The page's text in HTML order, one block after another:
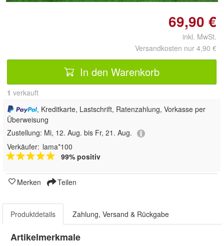
69,90 €
inkl. MwSt.
Versandkosten nur 4,90 €
In den Warenkorb
1 verkauft
, Kreditkarte, Lastschrift, Ratenzahlung, Vorkasse per
Überweisung
Zustellung: Mi, 12. Aug. bis Fr, 21. Aug.
Verkäufer: lama*100
99% positiv
Merken Teilen
Produktdetails Zahlung, Versand & Rückgabe
Artikelmerkmale